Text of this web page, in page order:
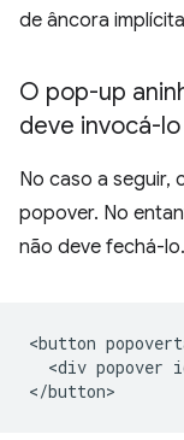
de âncora
O pop-up
deve invocá-
No caso a seguir,
popover. No
não deve fechá-lo.
<button
<div popover